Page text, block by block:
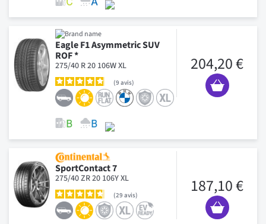
Eagle F1 Asymmetric SUV
ROF *
275/40 R 20 106W XL
9 avis
204,20 €
SportContact 7
275/40 ZR 20 106Y XL
29 avis 187,10 €